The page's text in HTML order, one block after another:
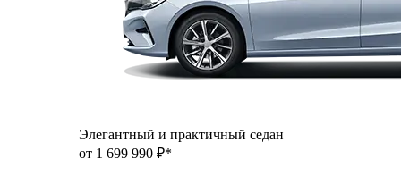
Элегантный и практичный седан
от 1 699 990 ₽*